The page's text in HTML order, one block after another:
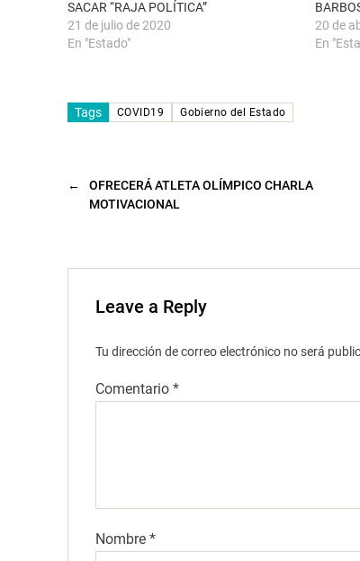
e
v
a
)
e
e
n
u
n
t
u
e
v
a
SACAR “RAJA POLÍTICA”
21 de julio de 2020
En "Estado"
20 de
En
Tags COVID19 Gobierno del Estado
←
OFRECERÁ ATLETA OLÍMPICO CHARLA
MOTIVACIONAL
Leave a Reply
Tu dirección de correo electrónico no será
Comentario *
Nombre *